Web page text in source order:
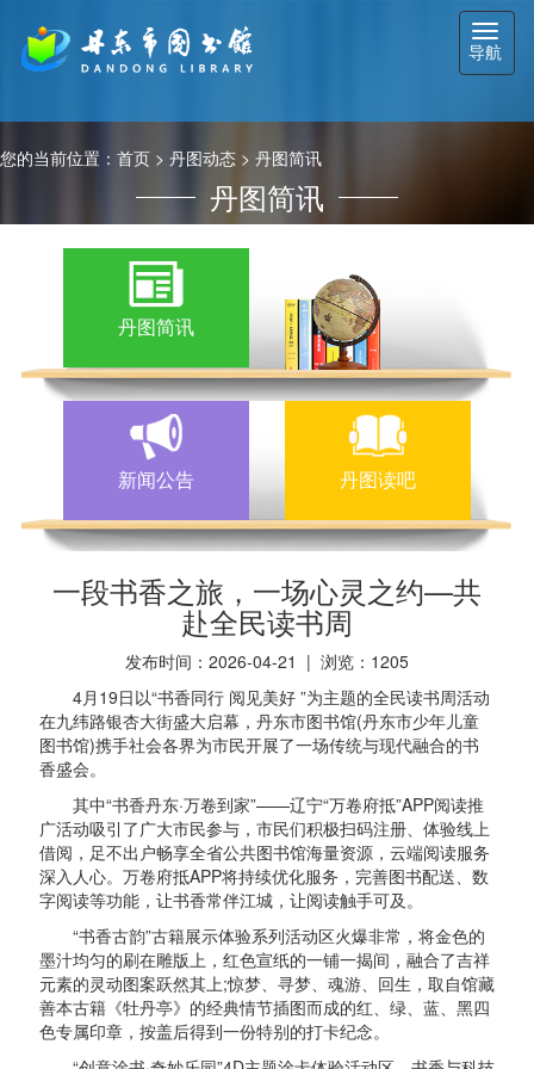
切
换
导
导航
您的当前位置： 首页 > 丹图动态 > 丹图简讯
丹图简讯
丹图简讯
新闻公告 丹图读吧
一段书香之旅，一场心灵之约—共
赴全民读书周
发布时间：2026-04-21 | 浏览： 1205
4月19日以“书香同行 阅见美好 ”为主题的全民读书周活动
在九纬路银杏大街盛大启幕，丹东市图书馆(丹东市少年儿童
图书馆)携手社会各界为市民开展了一场传统与现代融合的书
香盛会。
其中“书香丹东·万卷到家”——辽宁“万卷府抵”APP阅读推
广活动吸引了广大市民参与，市民们积极扫码注册、体验线上
借阅，足不出户畅享全省公共图书馆海量资源，云端阅读服务
深入人心。万卷府抵APP将持续优化服务，完善图书配送、数
字阅读等功能，让书香常伴江城，让阅读触手可及。
“书香古韵”古籍展示体验系列活动区火爆非常，将金色的
墨汁均匀的刷在雕版上，红色宣纸的一铺一揭间，融合了吉祥
元素的灵动图案跃然其上;惊梦、寻梦、魂游、回生，取自馆藏
善本古籍《牡丹亭》的经典情节插图而成的红、绿、蓝、黑四
色专属印章，按盖后得到一份特别的打卡纪念。